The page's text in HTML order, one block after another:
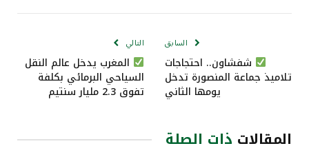
السابق
شفشاون.. احتجاجات
تلاميذ جماعة المنصورة تدخل
يومها الثاني
التالي
المغرب يدخل عالم النقل
السياحي البرمائي بكلفة
تفوق 2.3 مليار سنتيم
المقالات ذات الصلة